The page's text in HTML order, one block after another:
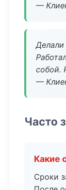
—
Делали
собой.
—
Часто
Какие
Сроки